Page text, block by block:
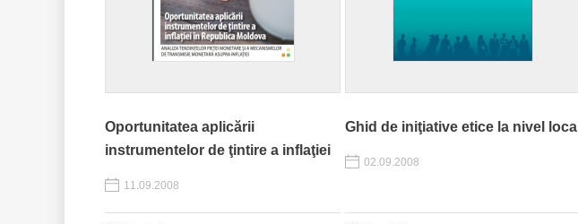
Oportunitatea aplicării
instrumentelor de ţintire a inflaţiei
11.09.2008
Ghid de iniţiative etice la nivel local
02.09.2008